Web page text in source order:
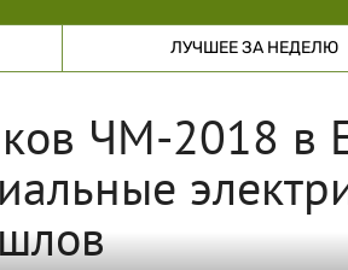
ЛУЧШЕЕ ЗА НЕДЕЛЮ
ЧМ-2018 в